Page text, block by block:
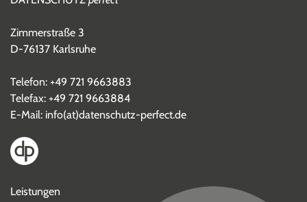
Zimmerstraße 3
D-76137 Karlsruhe
Telefon: +49 721 9663883
Telefax: +49 721 9663884
E-Mail: info(at)datenschutz-perfect.de
Leistungen